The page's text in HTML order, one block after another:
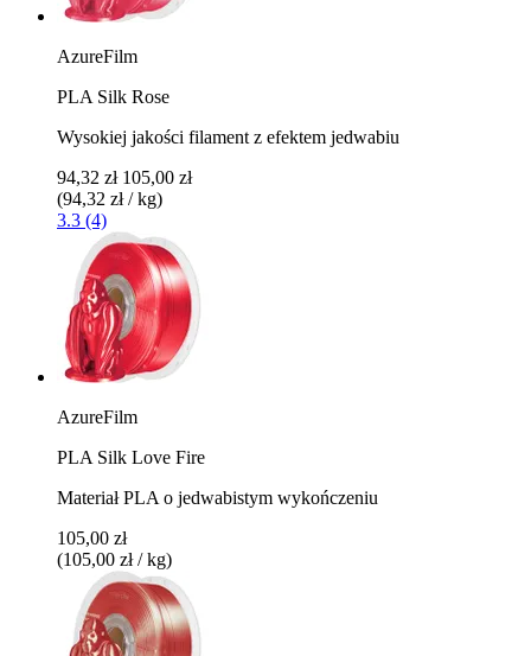
AzureFilm
PLA Silk Rose
Wysokiej jakości filament z efektem jedwabiu
94,32 zł 105,00 zł
(94,32 zł / kg)
3.3 (4)
AzureFilm
PLA Silk Love Fire
Materiał PLA o jedwabistym wykończeniu
105,00 zł
(105,00 zł / kg)